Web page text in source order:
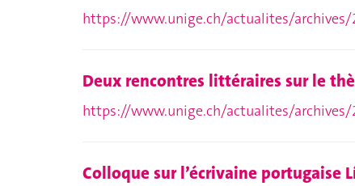
https://www.unige.ch/actualites/
Deux rencontres littéraires sur le
https://www.unige.ch/actualites/archives/
Colloque sur l’écrivaine portugaise